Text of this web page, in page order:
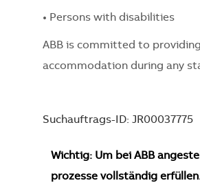
• Persons with disabilities
ABB is committed to
accommodation during any
Suchauftrags-ID: JR00037775
Wichtig: Um bei ABB
prozesse vollständig